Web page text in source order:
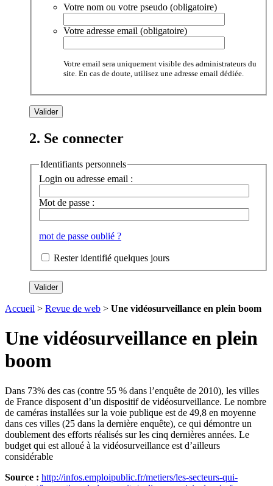
Votre nom ou votre pseudo (obligatoire)
Votre adresse email (obligatoire)
Votre email sera uniquement visible des administrateurs du
site. En cas de doute, utilisez une adresse email dédiée.
2. Se connecter
Identifiants personnels
Login ou adresse email :
Mot de passe :
mot de passe oublié ?
Rester identifié quelques jours
Accueil > Revue de web > Une vidéosurveillance en plein boom
Une vidéosurveillance en plein
boom
Dans 73% des cas (contre 55 % dans l’enquête de 2010), les villes
de France disposent d’un dispositif de vidéosurveillance. Le nombre
de caméras installées sur la voie publique est de 49,8 en moyenne
dans ces villes (25 dans la dernière enquête), ce qui démontre un
doublement des efforts réalisés sur les cinq dernières années. Le
budget qui est alloué à la vidéosurveillance est d’ailleurs
considérable
Source : http://infos.emploipublic.fr/metiers/les-secteurs-qui-